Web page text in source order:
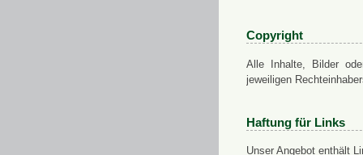
Copyright
Alle Inhalte, Bilder
jeweiligen
Haftung für Links
Unser Angebot enthält